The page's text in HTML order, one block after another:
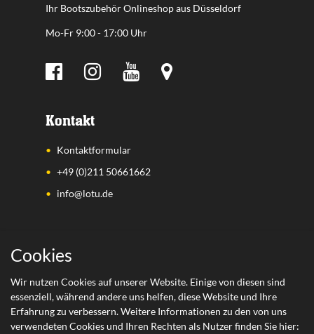
Ihr Bootszubehör Onlineshop aus Düsseldorf
Mo-Fr 9:00 - 17:00 Uhr
Kontakt
Kontaktformular
+49 (0)211 50661662
info@lotu.de
Wichtige Links
Versand
Retoure
Cookies
Wir nutzen Cookies auf unserer Website. Einige von diesen sind
essenziell, während andere uns helfen, diese Website und Ihre
Erfahrung zu verbessern. Weitere Informationen zu den von uns
verwendeten Cookies und Ihren Rechten als Nutzer finden Sie hier: